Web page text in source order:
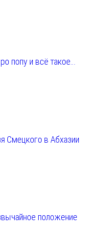
попу и всё такое…
Смецкого в Абхазии
положение